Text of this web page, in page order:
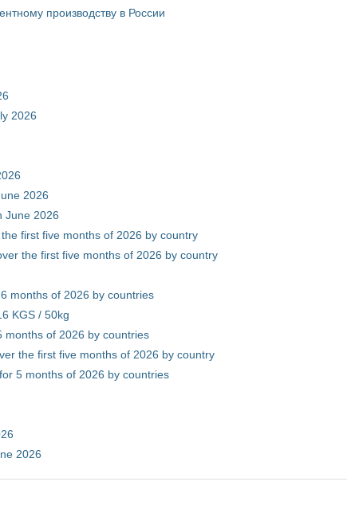
производству в России
2026
2026
June 2026
first five months of 2026 by country
the first five months of 2026 by country
months of 2026 by countries
KGS / 50kg
months of 2026 by countries
the first five months of 2026 by country
5 months of 2026 by countries
2026